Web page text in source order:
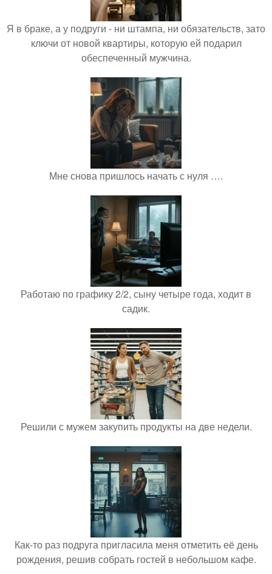
Я в браке, а у подруги - ни штампа, ни обязательств, зато
ключи от новой квартиры, которую ей подарил
обеспеченный мужчина.
Мне снова пришлось начать с нуля ….
Работаю по графику 2/2, сыну четыре года, ходит в
садик.
Решили с мужем закупить продукты на две недели.
Как-то раз подруга пригласила меня отметить её день
рождения, решив собрать гостей в небольшом кафе.